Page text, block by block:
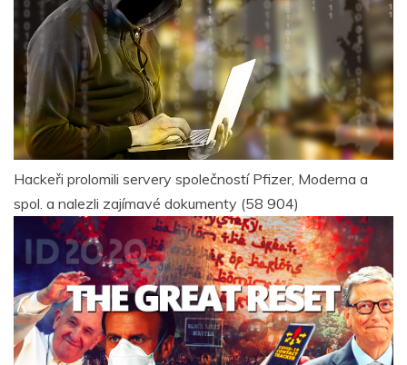
Hackeři prolomili servery společností Pfizer, Moderna a
spol. a nalezli zajímavé dokumenty (58 904)